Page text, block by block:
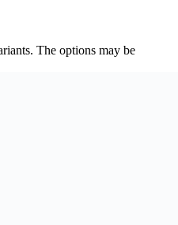
The options may be